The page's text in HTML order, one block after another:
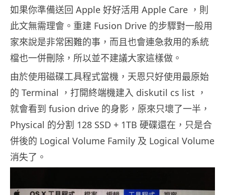
如果你準備送回 Apple 好好活用 Apple Care ，則
此文無需理會。重建 Fusion Drive 的步驟對一般用
家來說是非常困難的事，而且也會連急救用的系統
檔也一併刪除，所以並不建議大家這樣做。
由於使用磁碟工具程式當機，天恩只好使用最原始
的 Terminal ，打開終端機建入 diskutil cs list ，
就會看到 fusion drive 的身影，原來只壞了一半，
Physical 的分割 128 SSD + 1TB 硬碟還在，只是合
併後的 Logical Volume Family 及 Logical Volume
消失了。